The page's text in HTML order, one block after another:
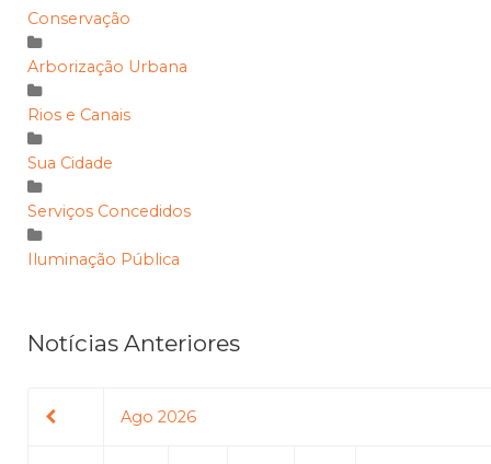
Conservação
Arborização Urbana
Rios e Canais
Sua Cidade
Serviços Concedidos
Iluminação Pública
Notícias Anteriores
Ago 2026